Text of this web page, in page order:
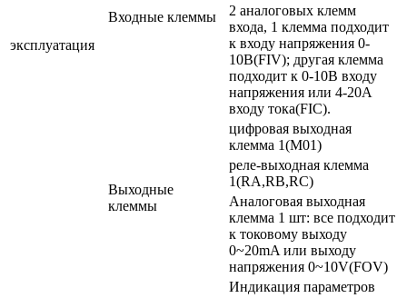
эксплуатация
Входные клеммы
2 аналоговых клемм
входа, 1 клемма подходит
к входу напряжения 0-
10В(FIV); другая клемма
подходит к 0-10В входу
напряжения или 4-20А
входу тока(FIC).
Выходные
клеммы
цифровая выходная
клемма 1(M01)
реле-выходная клемма
1(RA,RB,RC)
Аналоговая выходная
клемма 1 шт: все подходит
к токовому выходу
0~20mA или выходу
напряжения 0~10V(FOV)
Индикация параметров